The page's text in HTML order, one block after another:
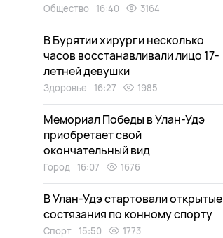
Общество 16:40 3164
В Бурятии хирурги несколько
часов восстанавливали лицо 17-
летней девушки
Здоровье 16:27 1985
Мемориал Победы в Улан-Удэ
приобретает свой
окончательный вид
Город 16:07 1676
В Улан-Удэ стартовали открытые
состязания по конному спорту
Спорт 15:50 1773